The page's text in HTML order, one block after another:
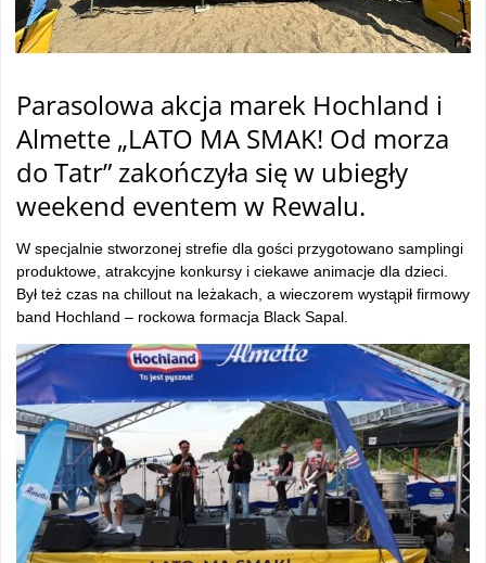
Parasolowa akcja marek Hochland i
Almette „LATO MA SMAK! Od morza
do Tatr” zakończyła się w ubiegły
weekend eventem w Rewalu.
W specjalnie stworzonej strefie dla gości przygotowano samplingi
produktowe, atrakcyjne konkursy i ciekawe animacje dla dzieci.
Był też czas na chillout na leżakach, a wieczorem wystąpił firmowy
band Hochland – rockowa formacja Black Sapal.